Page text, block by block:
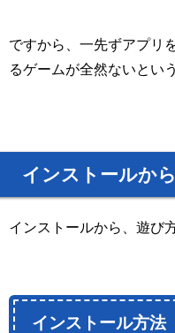
ですから、一先ずアプリ
るゲームが全然ないとい
インストールか
インストールから、遊び
インストール方法